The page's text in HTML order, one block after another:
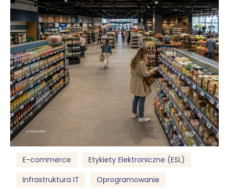
E-commerce
Etykiety Elektroniczne (ESL)
Infrastruktura IT
Oprogramowanie